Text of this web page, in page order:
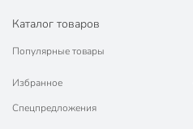
Каталог товаров
Популярные товары
Избранное
Спецпредложения